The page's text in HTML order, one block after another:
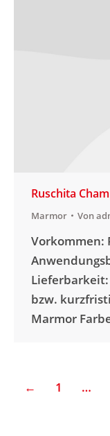
Ruschita
Marmor Von
Vorkommen:
bzw.
Marmor
← 1 …